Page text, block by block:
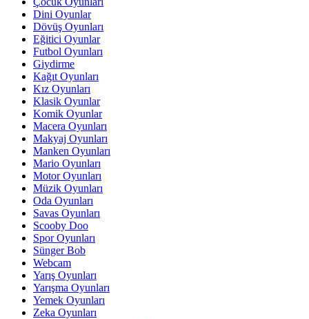
Dini Oyunlar
Dövüş Oyunları
Eğitici Oyunlar
Futbol Oyunları
Giydirme
Kağıt Oyunları
Kız Oyunları
Klasik Oyunlar
Komik Oyunlar
Macera Oyunları
Makyaj Oyunları
Manken Oyunları
Mario Oyunları
Motor Oyunları
Müzik Oyunları
Oda Oyunları
Savas Oyunları
Scooby Doo
Spor Oyunları
Sünger Bob
Webcam
Yarış Oyunları
Yarışma Oyunları
Yemek Oyunları
Zeka Oyunları